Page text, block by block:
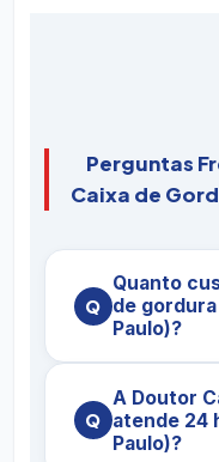
Perguntas
Caixa de
Quanto
de gordura
Paulo)?
Belém (São
capacidade da
A Doutor
atende 24
Paulo)?